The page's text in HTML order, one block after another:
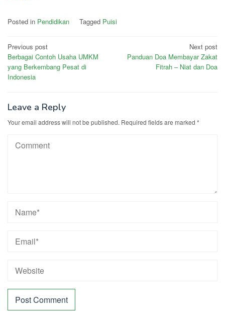
Posted in Pendidikan Tagged Puisi
Post
navigation
Previous post
Berbagai Contoh Usaha UMKM
yang Berkembang Pesat di
Indonesia
Next post
Panduan Doa Membayar Zakat
Fitrah – Niat dan Doa
Leave a Reply
Your email address will not be published. Required fields are marked *